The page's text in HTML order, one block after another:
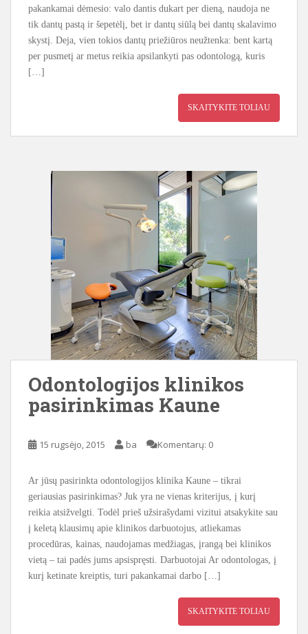
pakankamai dėmesio: valo dantis dukart per dieną, naudoja ne
tik dantų pastą ir šepetėlį, bet ir dantų siūlą bei dantų skalavimo
skystį. Deja, vien tokios dantų priežiūros neužtenka: bent kartą
per pusmetį ar metus reikia apsilankyti pas odontologą, kuris
[…]
SKAITYKITE TOLIAU
Odontologijos klinikos
pasirinkimas Kaune
15 rugsėjo, 2015 ba Komentarų: 0
Ar jūsų pasirinkta odontologijos klinika Kaune – tikrai
geriausias pasirinkimas? Juk yra ne vienas kriterijus, į kurį
reikia atsižvelgti. Todėl prieš užsirašydami vizitui atsakykite sau
į keletą klausimų apie klinikos darbuotojus, atliekamas
procedūras, kainas, naudojamas medžiagas, įrangą bei klinikos
vietą – tai padės jums apsispręsti. Darbuotojai Ar odontologas, į
kurį ketinate kreiptis, turi pakankamai darbo […]
SKAITYKITE TOLIAU